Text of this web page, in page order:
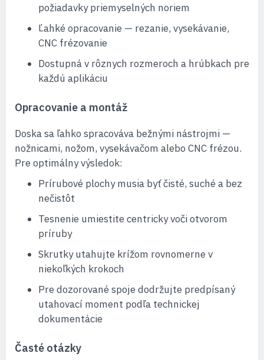
požiadavky priemyselných noriem
Ľahké opracovanie — rezanie, vysekávanie,
CNC frézovanie
Dostupná v rôznych rozmeroch a hrúbkach pre
každú aplikáciu
Opracovanie a montáž
Doska sa ľahko spracováva bežnými nástrojmi —
nožnicami, nožom, vysekávačom alebo CNC frézou.
Pre optimálny výsledok:
Prírubové plochy musia byť čisté, suché a bez
nečistôt
Tesnenie umiestite centricky voči otvorom
príruby
Skrutky utahujte krížom rovnomerne v
niekoľkých krokoch
Pre dozorované spoje dodržujte predpísaný
utahovací moment podľa technickej
dokumentácie
Časté otázky